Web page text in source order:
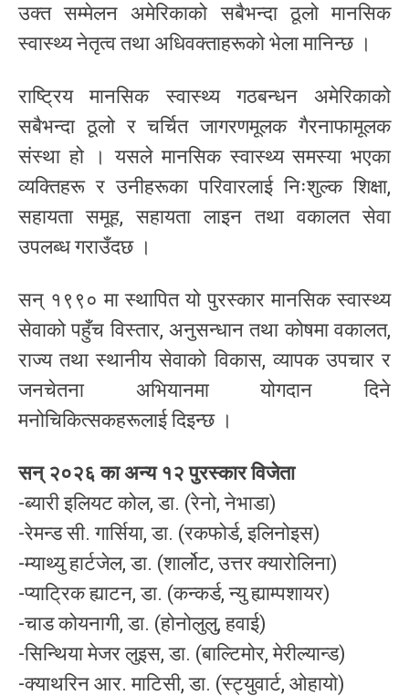
उक्त सम्मेलन अमेरिकाको सबैभन्दा ठूलो मानसिक
स्वास्थ्य नेतृत्व तथा अधिवक्ताहरूको भेला मानिन्छ ।
राष्ट्रिय मानसिक स्वास्थ्य गठबन्धन अमेरिकाको
सबैभन्दा ठूलो र चर्चित जागरणमूलक गैरनाफामूलक
संस्था हो । यसले मानसिक स्वास्थ्य समस्या भएका
व्यक्तिहरू र उनीहरूका परिवारलाई निःशुल्क शिक्षा,
सहायता समूह, सहायता लाइन तथा वकालत सेवा
उपलब्ध गराउँदछ ।
सन् १९९० मा स्थापित यो पुरस्कार मानसिक स्वास्थ्य
सेवाको पहुँच विस्तार, अनुसन्धान तथा कोषमा वकालत,
राज्य तथा स्थानीय सेवाको विकास, व्यापक उपचार र
जनचेतना अभियानमा योगदान दिने
मनोचिकित्सकहरूलाई दिइन्छ ।
सन् २०२६ का अन्य १२ पुरस्कार विजेता
-ब्यारी इलियट कोल, डा. (रेनो, नेभाडा)
-रेमन्ड सी. गार्सिया, डा. (रकफोर्ड, इलिनोइस)
-म्याथ्यु हार्टजेल, डा. (शार्लोट, उत्तर क्यारोलिना)
-प्याट्रिक ह्याटन, डा. (कन्कर्ड, न्यु ह्याम्पशायर)
-चाड कोयनागी, डा. (होनोलुलु, हवाई)
-सिन्थिया मेजर लुइस, डा. (बाल्टिमोर, मेरील्यान्ड)
-क्याथरिन आर. माटिसी, डा. (स्ट्युवार्ट, ओहायो)